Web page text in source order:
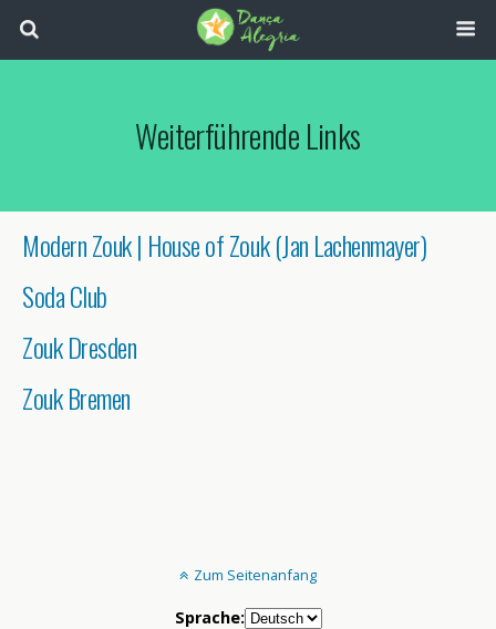
Weiterführende Links
Modern Zouk | House of Zouk (Jan Lachenmayer)
Soda Club
Zouk Dresden
Zouk Bremen
Zum Seitenanfang
Sprache: